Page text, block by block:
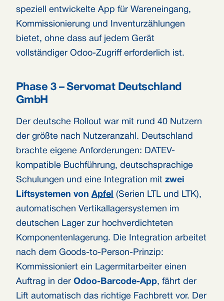
speziell entwickelte App für Wareneingang,
Kommissionierung und Inventurzählungen
bietet, ohne dass auf jedem Gerät
vollständiger Odoo-Zugriff erforderlich ist.
Phase 3 – Servomat Deutschland
GmbH
Der deutsche Rollout war mit rund 40 Nutzern
der größte nach Nutzeranzahl. Deutschland
brachte eigene Anforderungen: DATEV-
kompatible Buchführung, deutschsprachige
Schulungen und eine Integration mit zwei
Liftsystemen von Apfel (Serien LTL und LTK),
automatischen Vertikallagersystemen im
deutschen Lager zur hochverdichteten
Komponentenlagerung. Die Integration arbeitet
nach dem Goods-to-Person-Prinzip:
Kommissioniert ein Lagermitarbeiter einen
Auftrag in der Odoo-Barcode-App, fährt der
Lift automatisch das richtige Fachbrett vor. Der